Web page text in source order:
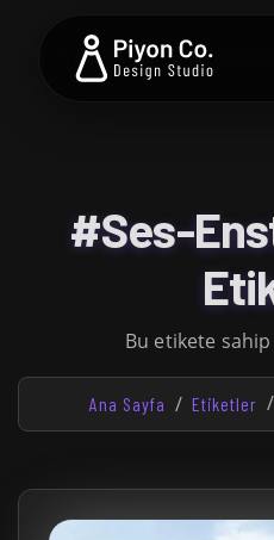
#Ses-
Bu etikete
Ana Sayfa Etiketler